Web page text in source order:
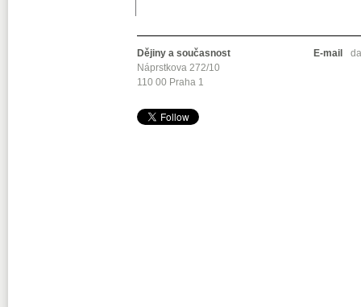
Dějiny a současnost
Náprstkova 272/10
110 00 Praha 1
E-mail